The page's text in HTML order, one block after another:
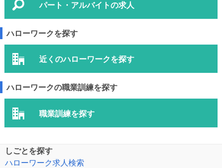
パート・アルバイトの求人
ハローワークを探す
近くのハローワークを探す
ハローワークの職業訓練を探す
職業訓練を探す
しごとを探す
ハローワーク求人検索